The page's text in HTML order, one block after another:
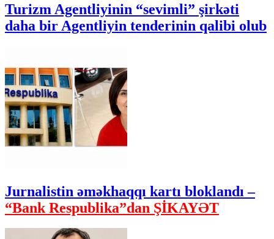
Turizm Agentliyinin “sevimli” şirkəti
daha bir Agentliyin tenderinin qalibi olub
Jurnalistin əməkhaqqı kartı bloklandı –
“Bank Respublika”dan ŞİKAYƏT